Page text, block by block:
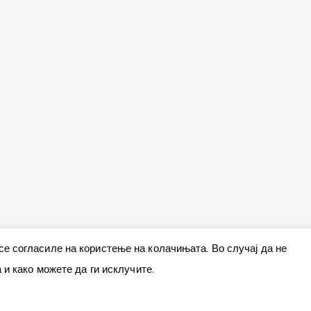
согласиле на користење на колачињата. Во случај да не
како можете да ги исклучите.